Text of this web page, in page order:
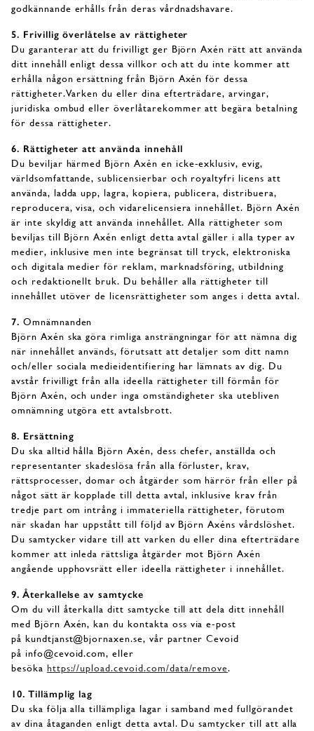
godkännande erhålls från deras vårdnadshavare.
5. Frivillig överlåtelse av rättigheter
Du garanterar att du frivilligt ger Björn Axén rätt att använda
ditt innehåll enligt dessa villkor och att du inte kommer att
erhålla någon ersättning från Björn Axén för dessa
rättigheter.Varken du eller dina efterträdare, arvingar,
juridiska ombud eller överlåtarekommer att begära betalning
för dessa rättigheter.
6. Rättigheter att använda innehåll
Du beviljar härmed Björn Axén en icke-exklusiv, evig,
världsomfattande, sublicensierbar och royaltyfri licens att
använda, ladda upp, lagra, kopiera, publicera, distribuera,
reproducera, visa, och vidarelicensiera innehållet. Björn Axén
är inte skyldig att använda innehållet. Alla rättigheter som
beviljas till Björn Axén enligt detta avtal gäller i alla typer av
medier, inklusive men inte begränsat till tryck, elektroniska
och digitala medier för reklam, marknadsföring, utbildning
och redaktionellt bruk. Du behåller alla rättigheter till
innehållet utöver de licensrättigheter som anges i detta avtal.
7. Omnämnanden
Björn Axén ska göra rimliga ansträngningar för att nämna dig
när innehållet används, förutsatt att detaljer som ditt namn
och/eller sociala medieidentifiering har lämnats av dig. Du
avstår frivilligt från alla ideella rättigheter till förmån för
Björn Axén, och under inga omständigheter ska utebliven
omnämning utgöra ett avtalsbrott.
8. Ersättning
Du ska alltid hålla Björn Axén, dess chefer, anställda och
representanter skadeslösa från alla förluster, krav,
rättsprocesser, domar och åtgärder som härrör från eller på
något sätt är kopplade till detta avtal, inklusive krav från
tredje part om intrång i immateriella rättigheter, förutom
när skadan har uppstått till följd av Björn Axéns vårdslöshet.
Du samtycker vidare till att varken du eller dina efterträdare
kommer att inleda rättsliga åtgärder mot Björn Axén
angående upphovsrätt eller ideella rättigheter i innehållet.
9. Återkallelse av samtycke
Om du vill återkalla ditt samtycke till att dela ditt innehåll
med Björn Axén, kan du kontakta oss via e-post
på kundtjanst@bjornaxen.se, vår partner Cevoid
på info@cevoid.com, eller
besöka https://upload.cevoid.com/data/remove.
10. Tillämplig lag
Du ska följa alla tillämpliga lagar i samband med fullgörandet
av dina åtaganden enligt detta avtal. Du samtycker till att alla